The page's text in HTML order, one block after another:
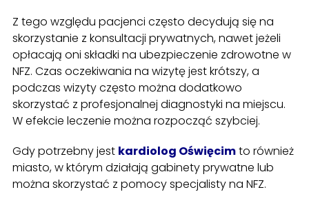
Z tego względu pacjenci często decydują się na
skorzystanie z konsultacji prywatnych, nawet jeżeli
opłacają oni składki na ubezpieczenie zdrowotne w
NFZ. Czas oczekiwania na wizytę jest krótszy, a
podczas wizyty często można dodatkowo
skorzystać z profesjonalnej diagnostyki na miejscu.
W efekcie leczenie można rozpocząć szybciej.
Gdy potrzebny jest kardiolog Oświęcimto również
miasto, w którym działają gabinety prywatne lub
można skorzystać z pomocy specjalisty na NFZ.